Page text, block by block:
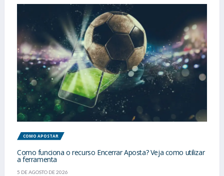
COMO APOSTAR
Como funciona o recurso Encerrar Aposta? Veja como utilizar
a ferramenta
5 DE AGOSTO DE 2026